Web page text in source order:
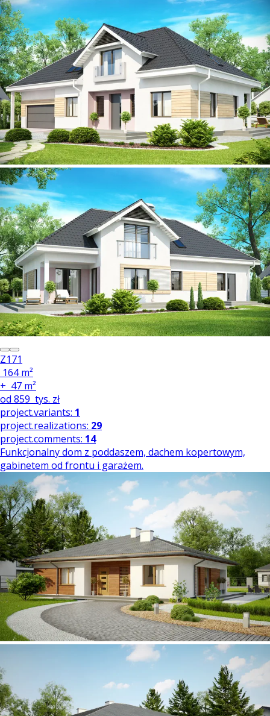
Z171
164 m²
+ 47 m²
od 859 tys. zł
project.variants: 1
project.realizations: 29
project.comments: 14
Funkcjonalny dom z poddaszem, dachem kopertowym,
gabinetem od frontu i garażem.